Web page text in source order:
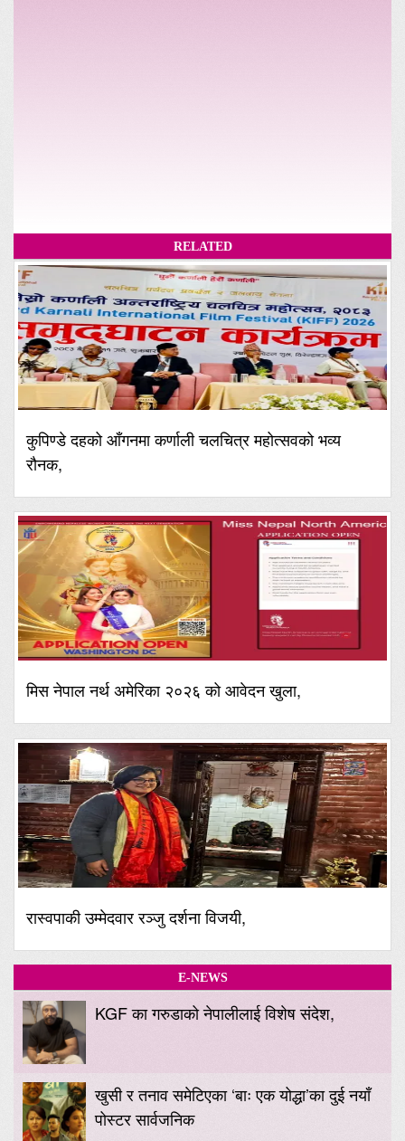
RELATED
कुपिण्डे दहको आँगनमा कर्णाली चलचित्र महोत्सवको भव्य
रौनक,
मिस नेपाल नर्थ अमेरिका २०२६ को आवेदन खुला,
रास्वपाकी उम्मेदवार रञ्जु दर्शना विजयी,
E-NEWS
KGF का गरुडाको नेपालीलाई विशेष संदेश,
खुसी र तनाव समेटिएका ‘बाः एक योद्धा’का दुई नयाँ
पोस्टर सार्वजनिक